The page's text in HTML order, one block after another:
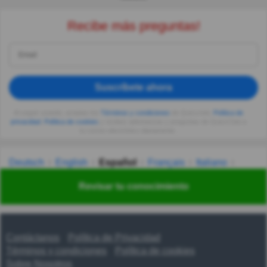
Revisar tu conocimiento
Recibe más preguntas!
Suscríbete ahora
privacidad
Deutsch English Español Français
Italiano
Українська हिन्दी 한국어 汉语
Contáctanos
Política de Privacidad
Términos y condiciones